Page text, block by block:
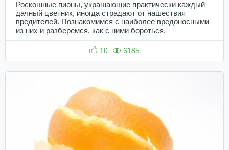
Роскошные пионы, украшающие практически каждый
дачный цветник, иногда страдают от нашествия
вредителей. Познакомимся с наиболее вредоносными
из них и разберемся, как с ними бороться.
10 6185